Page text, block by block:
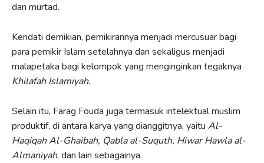
dan murtad.
Kendati demikian, pemikirannya menjadi mercusuar bagi
para pemikir Islam setelahnya dan sekaligus menjadi
malapetaka bagi kelompok yang menginginkan tegaknya
Khilafah Islamiyah.
Selain itu, Farag Fouda juga termasuk intelektual muslim
produktif, di antara karya yang dianggitnya, yaitu Al-
Haqiqah Al-Ghaibah, Qabla al-Suquth, Hiwar Hawla al-
Almaniyah, dan lain sebagainya.